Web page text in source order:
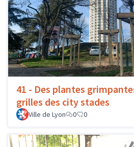
41 - Des plantes
grilles des city stades
Ville de Lyon 0 0